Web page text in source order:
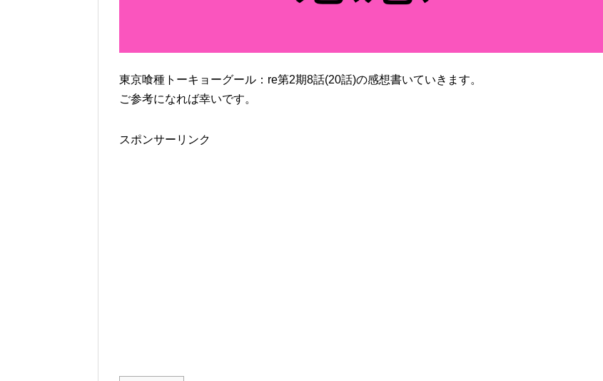
東京喰種トーキョーグール：re第2期8話(20話)の感想書いていきます。
ご参考になれば幸いです。
スポンサーリンク